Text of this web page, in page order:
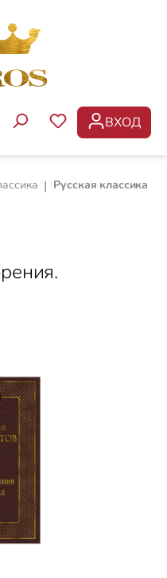
У ВАС ЕСТЬ
ВХОД
| Русская классика